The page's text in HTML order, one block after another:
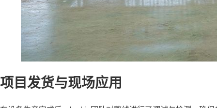
项目发货与现场应用